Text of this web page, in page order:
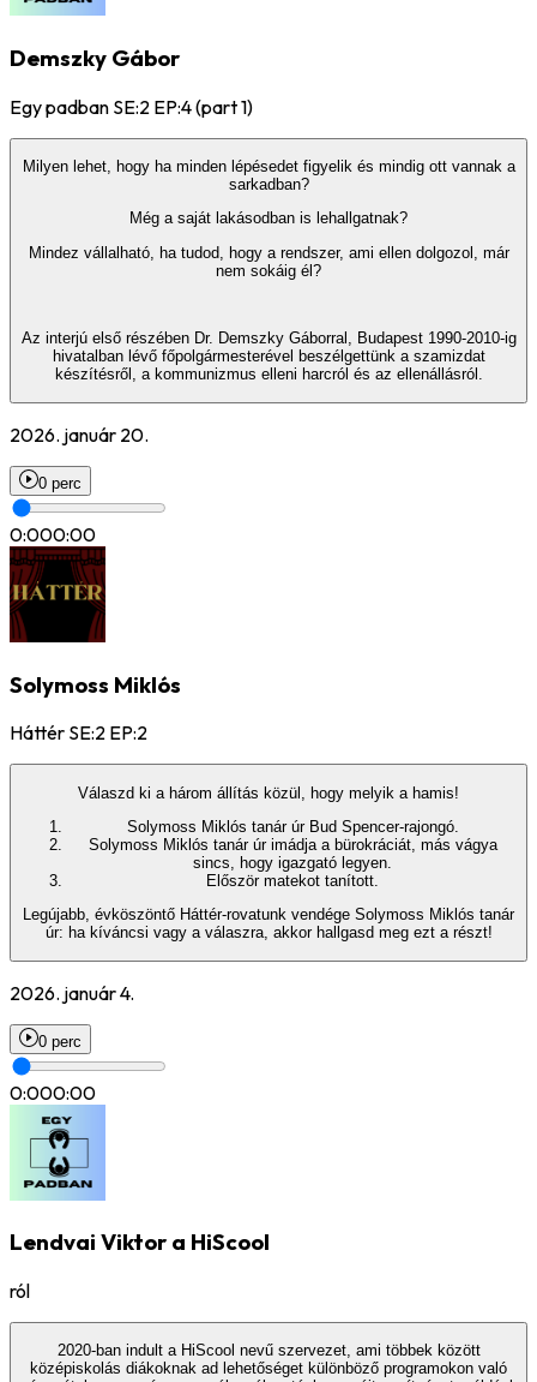
Demszky Gábor
Egy padban SE:2 EP:4 (part 1)
Milyen lehet, hogy ha minden lépésedet figyelik és mindig ott vannak a
sarkadban?
Még a saját lakásodban is lehallgatnak?
Mindez vállalható, ha tudod, hogy a rendszer, ami ellen dolgozol, már
nem sokáig él?
Az interjú első részében Dr. Demszky Gáborral, Budapest 1990-2010-ig
hivatalban lévő főpolgármesterével beszélgettünk a szamizdat
készítésről, a kommunizmus elleni harcról és az ellenállásról.
2026. január 20.
0 perc
0:000:00
Solymoss Miklós
Háttér SE:2 EP:2
Válaszd ki a három állítás közül, hogy melyik a hamis!
Solymoss Miklós tanár úr Bud Spencer-rajongó.
Solymoss Miklós tanár úr imádja a bürokráciát, más vágya
sincs, hogy igazgató legyen.
Először matekot tanított.
Legújabb, évköszöntő Háttér-rovatunk vendége Solymoss Miklós tanár
úr: ha kíváncsi vagy a válaszra, akkor hallgasd meg ezt a részt!
2026. január 4.
0 perc
0:000:00
Lendvai Viktor a HiScool
ról
2020-ban indult a HiScool nevű szervezet, ami többek között
középiskolás diákoknak ad lehetőséget különböző programokon való